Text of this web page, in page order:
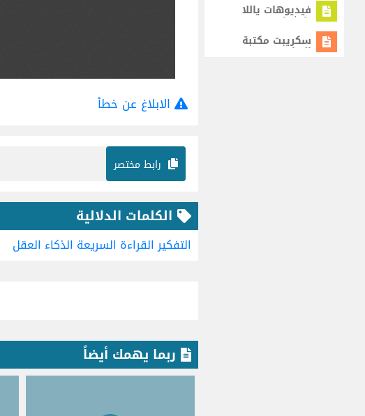
فيديوهات ياللا
يا شباب
سكريبت مكتبة
البرامج
الابلاغ عن خطأ
رابط مختصر
الكلمات الدلالية
التفكير القراءة السريعة الذكاء العقل
ربما يهمك أيضاً